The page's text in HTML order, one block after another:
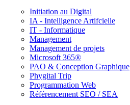
Initiation au Digital
IA - Intelligence Artifcielle
IT - Informatique
Management
Management de projets
Microsoft 365®
PAO & Conception Graphique
Phygital Trip
Programmation Web
Référencement SEO / SEA